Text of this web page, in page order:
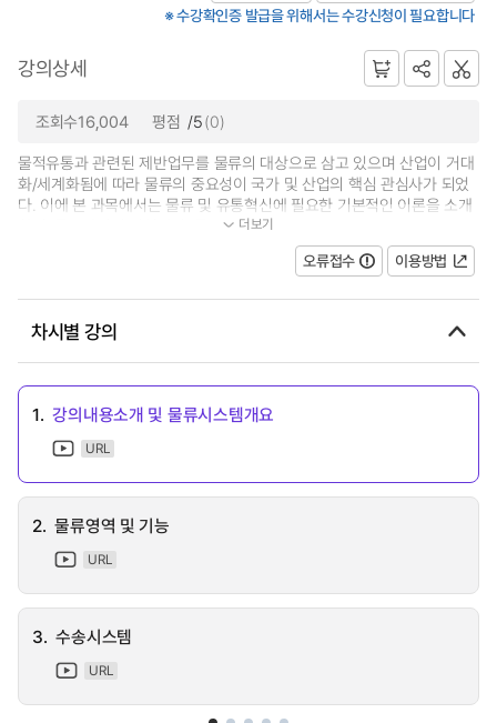
※ 수강확인증 발급을 위해서는 수강신청이 필요합니다
강의상세
조회수16,004 평점 /5(0)
물적유통과 관련된 제반업무를 물류의 대상으로 삼고 있으며 산업이 거대
화/세계화됨에 따라 물류의 중요성이 국가 및 산업의 핵심 관심사가 되었
다. 이에 본 과목에서는 물류 및 유통혁신에 필요한 기본적인 이론을 소개
하며, 물류관리의 변천과정, 물류... 더보기
오류접수 이용방법
차시별 강의
1. 강의내용소개 및 물류시스템개요
URL
2. 물류영역 및 기능
URL
3. 수송시스템
URL